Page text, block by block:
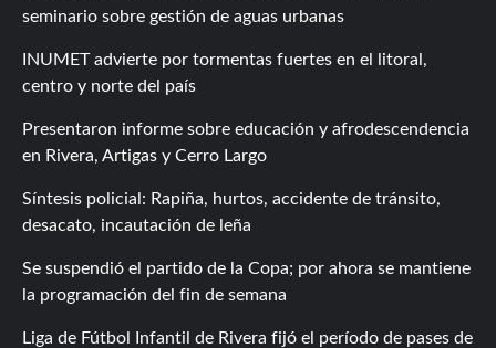
seminario sobre gestión de aguas urbanas
INUMET advierte por tormentas fuertes en el litoral,
centro y norte del país
Presentaron informe sobre educación y afrodescendencia
en Rivera, Artigas y Cerro Largo
Síntesis policial: Rapiña, hurtos, accidente de tránsito,
desacato, incautación de leña
Se suspendió el partido de la Copa; por ahora se mantiene
la programación del fin de semana
Liga de Fútbol Infantil de Rivera fijó el período de pases de